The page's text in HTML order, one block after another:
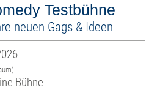
Testbühne
neuen Gags & Ideen
Bühne